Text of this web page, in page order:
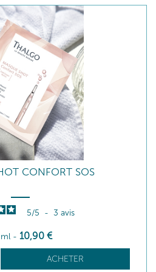
CONFORT SOS
5/5 - 3 avis
- 10,90 €
ACHETER